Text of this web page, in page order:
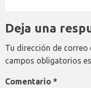
Deja una
Tu dirección de correo
campos obligatorios
Comentario *